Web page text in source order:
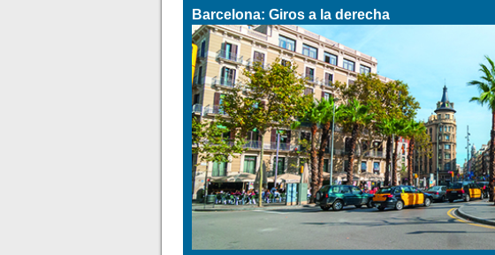
Barcelona: Giros a la derecha